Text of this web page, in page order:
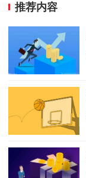
推荐内容